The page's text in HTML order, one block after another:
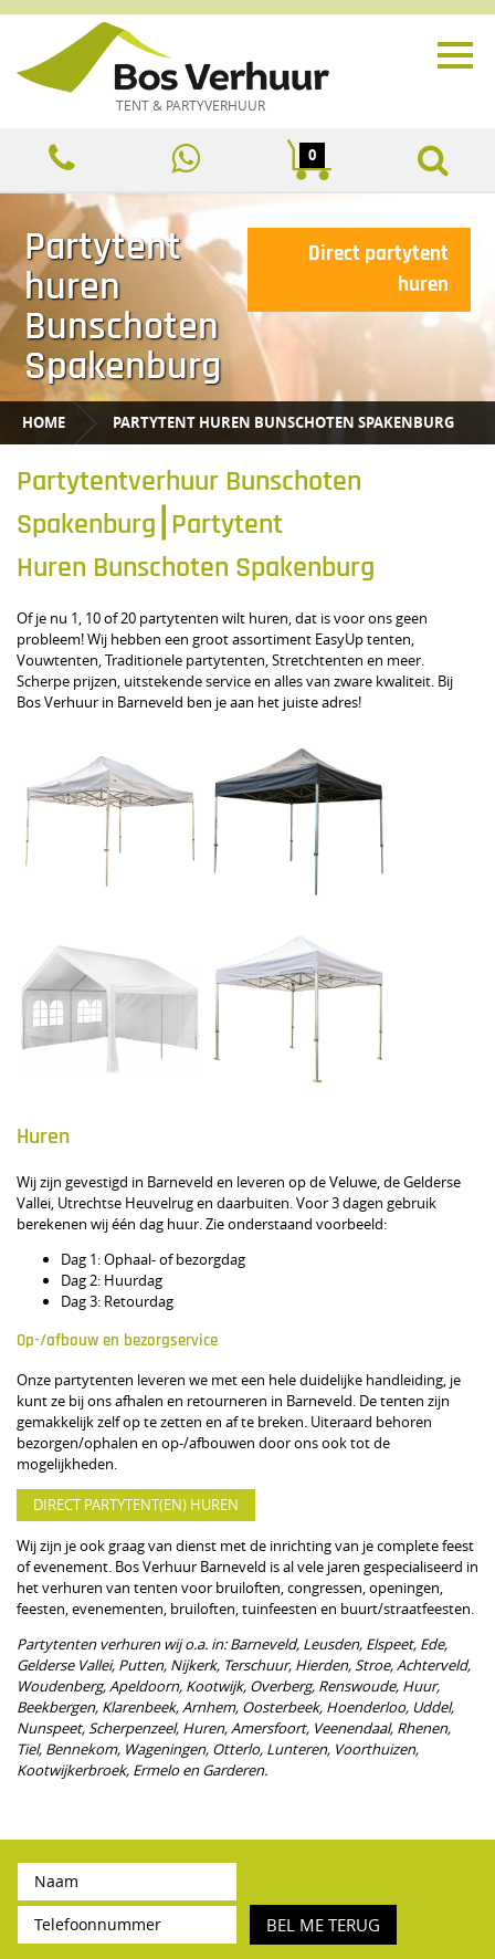
TENT & PARTYVERHUUR
0
Partytent
huren
Bunschoten
Spakenburg
Direct partytent
huren
HOME PARTYTENT HUREN BUNSCHOTEN SPAKENBURG
Partytentverhuur Bunschoten
Spakenburg⎮Partytent
Huren Bunschoten Spakenburg
Of je nu 1, 10 of 20 partytenten wilt huren, dat is voor ons geen
probleem! Wij hebben een groot assortiment EasyUp tenten,
Vouwtenten, Traditionele partytenten, Stretchtenten en meer.
Scherpe prijzen, uitstekende service en alles van zware kwaliteit. Bij
Bos Verhuur in Barneveld ben je aan het juiste adres!
Huren
Wij zijn gevestigd in Barneveld en leveren op de Veluwe, de Gelderse
Vallei, Utrechtse Heuvelrug en daarbuiten. Voor 3 dagen gebruik
berekenen wij één dag huur. Zie onderstaand voorbeeld:
Dag 1: Ophaal- of bezorgdag
Dag 2: Huurdag
Dag 3: Retourdag
Op-/afbouw en bezorgservice
Onze partytenten leveren we met een hele duidelijke handleiding, je
kunt ze bij ons afhalen en retourneren in Barneveld. De tenten zijn
gemakkelijk zelf op te zetten en af te breken. Uiteraard behoren
bezorgen/ophalen en op-/afbouwen door ons ook tot de
mogelijkheden.
DIRECT PARTYTENT(EN) HUREN
Wij zijn je ook graag van dienst met de inrichting van je complete feest
of evenement. Bos Verhuur Barneveld is al vele jaren gespecialiseerd in
het verhuren van tenten voor bruiloften, congressen, openingen,
feesten, evenementen, bruiloften, tuinfeesten en buurt/straatfeesten.
Partytenten verhuren wij o.a. in: Barneveld, Leusden, Elspeet, Ede,
Gelderse Vallei, Putten, Nijkerk, Terschuur, Hierden, Stroe, Achterveld,
Woudenberg, Apeldoorn, Kootwijk, Overberg, Renswoude, Huur,
Beekbergen, Klarenbeek, Arnhem, Oosterbeek, Hoenderloo, Uddel,
Nunspeet, Scherpenzeel, Huren, Amersfoort, Veenendaal, Rhenen,
Tiel, Bennekom, Wageningen, Otterlo, Lunteren, Voorthuizen,
Kootwijkerbroek, Ermelo en Garderen.
BEL ME TERUG